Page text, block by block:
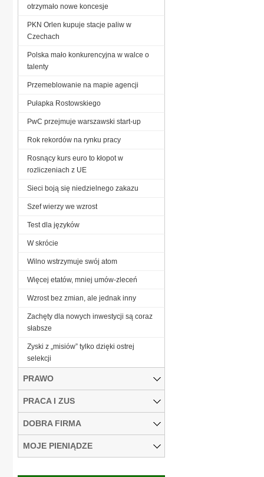
otrzymało nowe koncesje
PKN Orlen kupuje stacje paliw w
Czechach
Polska mało konkurencyjna w walce o
talenty
Przemeblowanie na mapie agencji
Pułapka Rostowskiego
PwC przejmuje warszawski start-up
Rok rekordów na rynku pracy
Rosnący kurs euro to kłopot w
rozliczeniach z UE
Sieci boją się niedzielnego zakazu
Szef wierzy we wzrost
Test dla języków
W skrócie
Wilno wstrzymuje swój atom
Więcej etatów, mniej umów-zleceń
Wzrost bez zmian, ale jednak inny
Zachęty dla nowych inwestycji są coraz
słabsze
Zyski z „misiów” tylko dzięki ostrej
selekcji
PRAWO
PRACA I ZUS
DOBRA FIRMA
MOJE PIENIĄDZE